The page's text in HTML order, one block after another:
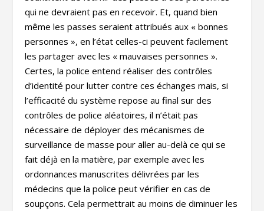
qui ne devraient pas en recevoir. Et, quand bien
même les passes seraient attribués aux « bonnes
personnes », en l’état celles-ci peuvent facilement
les partager avec les « mauvaises personnes ».
Certes, la police entend réaliser des contrôles
d’identité pour lutter contre ces échanges mais, si
l’efficacité du système repose au final sur des
contrôles de police aléatoires, il n’était pas
nécessaire de déployer des mécanismes de
surveillance de masse pour aller au-delà ce qui se
fait déjà en la matière, par exemple avec les
ordonnances manuscrites délivrées par les
médecins que la police peut vérifier en cas de
soupçons. Cela permettrait au moins de diminuer les